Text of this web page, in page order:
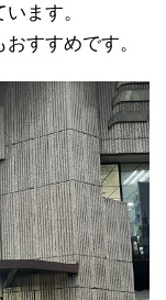
ます。
すすめです。